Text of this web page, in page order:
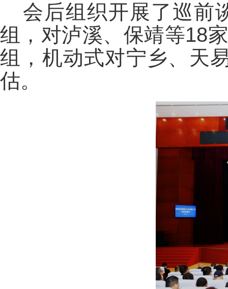
会后组织开展了巡前
组，对泸溪、保靖等18
组，机动式对宁乡、天
估。